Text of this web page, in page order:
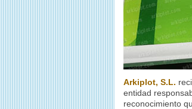
Arkiplot, S.L.
entidad
reconocimiento